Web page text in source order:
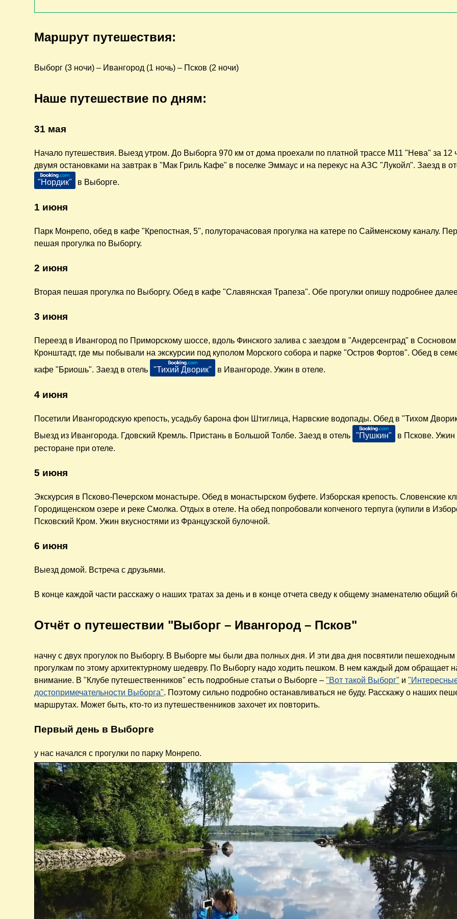
Маршрут путешествия:
Выборг (3 ночи) – Ивангород (1 ночь) – Псков (2 ночи)
Наше путешествие по дням:
31 мая
Начало путешествия. Выезд утром. До Выборга 970 км от дома проехали по платной трассе М11 "Нева" за 12
двумя остановками на завтрак в "Мак Гриль Кафе" в поселке Эммаус и на перекус на АЗС "Лукойл". Заезд в
"Нордик"
в Выборге.
1 июня
Парк Монрепо, обед в кафе "Крепостная, 5", полуторачасовая прогулка на катере по Сайменскому каналу.
пешая прогулка по Выборгу.
2 июня
Вторая пешая прогулка по Выборгу. Обед в кафе "Славянская Трапеза". Обе прогулки опишу подробнее
3 июня
Переезд в Ивангород по Приморскому шоссе, вдоль Финского залива с заездом в "Андерсенград" в
Кронштадт, где мы побывали на экскурсии под куполом Морского собора и парке "Остров Фортов". Обед в
кафе "Бриошь". Заезд в отель
"Тихий Дворик" в Ивангороде. Ужин в отеле.
4 июня
Посетили Ивангородскую крепость, усадьбу барона фон Штиглица, Нарвские водопады. Обед в "Тихом
Выезд из Ивангорода. Гдовский Кремль. Пристань в Большой Толбе. Заезд в отель
"Пушкин"
в Пскове. Ужин
ресторане при отеле.
5 июня
Экскурсия в Псково-Печерском монастыре. Обед в монастырском буфете. Изборская крепость. Словенские
Городищенском озере и реке Смолка. Отдых в отеле. На обед попробовали копченого терпуга (купили в
Псковский Кром. Ужин вкусностями из Французской булочной.
6 июня
Выезд домой. Встреча с друзьями.
В конце каждой части расскажу о наших тратах за день и в конце отчета сведу к общему знаменателю общий
Отчёт о путешествии "Выборг – Ивангород – Псков"
начну с двух прогулок по Выборгу. В Выборге мы были два полных дня. И эти два дня посвятили пешеходным
прогулкам по этому архитектурному шедевру. По Выборгу надо ходить пешком. В нем каждый дом обращает
внимание. В "Клубе путешественников" есть подробные статьи о Выборге –"Вот такой Выборг" и
достопримечательности Выборга". Поэтому сильно подробно останавливаться не буду. Расскажу о наших
маршрутах. Может быть, кто-то из путешественников захочет их повторить.
Первый день в Выборге
у нас начался с прогулки по парку Монрепо.